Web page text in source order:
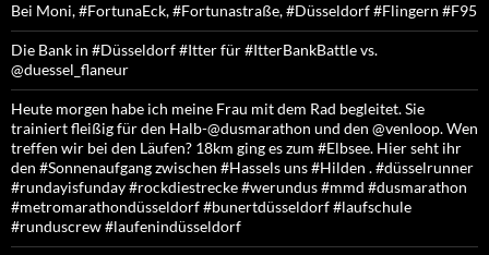
Bei Moni, #FortunaEck, #Fortunastraße, #Düsseldorf #Flingern #F95
Die Bank in #Düsseldorf #Itter für #ItterBankBattle vs.
@duessel_flaneur
Heute morgen habe ich meine Frau mit dem Rad begleitet. Sie
trainiert fleißig für den Halb-@dusmarathon und den @venloop. Wen
treffen wir bei den Läufen? 18km ging es zum #Elbsee. Hier seht ihr
den #Sonnenaufgang zwischen #Hassels uns #Hilden . #düsselrunner
#rundayisfunday #rockdiestrecke #werundus #mmd #dusmarathon
#metromarathondüsseldorf #bunertdüsseldorf #laufschule
#runduscrew #laufenindüsseldorf